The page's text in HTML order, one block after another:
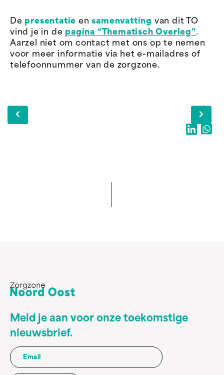
De presentatieensamenvatting van dit TO
vind je in de pagina “Thematisch Overleg”.
Aarzel niet om contact met ons op te nemen
voor meer informatie via het e-mailadres of
telefoonnummer van de zorgzone.
Meld je aan voor onze toekomstige
nieuwsbrief.